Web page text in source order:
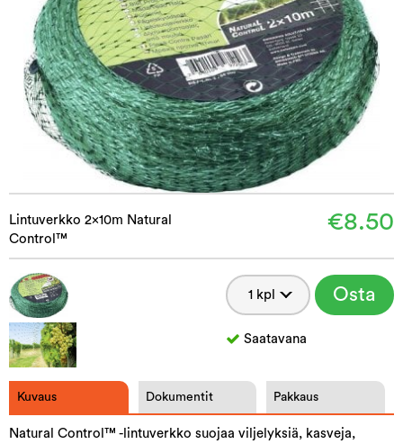
Lintuverkko 2x10m Natural
Control™
€8.50
Osta
Saatavana
Kuvaus Dokumentit Pakkaus
Natural Control™ -lintuverkko suojaa viljelyksiä, kasveja,